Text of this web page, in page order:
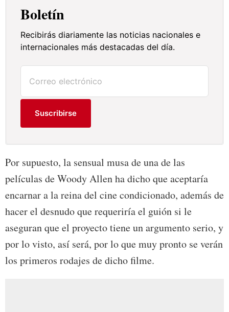
Boletín
Recibirás diariamente las noticias nacionales e
internacionales más destacadas del día.
Suscribirse
Por supuesto, la sensual musa de una de las
películas de Woody Allen ha dicho que aceptaría
encarnar a la reina del cine condicionado, además de
hacer el desnudo que requeriría el guión si le
aseguran que el proyecto tiene un argumento serio, y
por lo visto, así será, por lo que muy pronto se verán
los primeros rodajes de dicho filme.